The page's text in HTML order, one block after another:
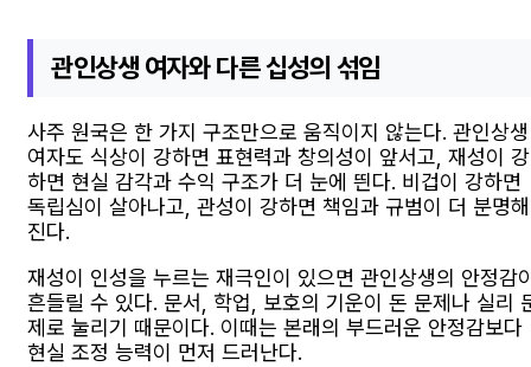
관인상생 여자와 다른 십성의 섞임
사주 원국은 한 가지 구조만으로 움직이지 않는다. 관인상생
여자도 식상이 강하면 표현력과 창의성이 앞서고, 재성이 강
하면 현실 감각과 수익 구조가 더 눈에 띈다. 비겁이 강하면
독립심이 살아나고, 관성이 강하면 책임과 규범이 더 분명해
진다.
재성이 인성을 누르는 재극인이 있으면 관인상생의 안정감
흔들릴 수 있다. 문서, 학업, 보호의 기운이 돈 문제나 실리
제로 눌리기 때문이다. 이때는 본래의 부드러운 안정감보다
현실 조정 능력이 먼저 드러난다.